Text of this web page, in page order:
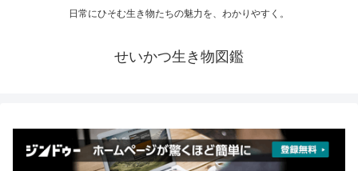
日常にひそむ生き物たちの魅力を、わかりやすく。
せいかつ生き物図鑑